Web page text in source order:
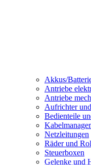
Akkus/
Antriebe
Antriebe
Aufrichter
Bedienteile
Netzleitungen
Räder und
Steuerboxen
Gelenke und